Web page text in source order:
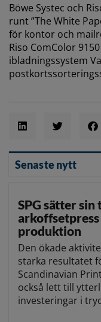
Böwe Systec och
runt ”The White
för kontor och
Riso ComColor
ibladningssystem
Senaste nytt
SPG sätter sin
arkoffsetpress
produktion
Den ökade
starka resultatet
Scandinavian
också lett till
investeringar i